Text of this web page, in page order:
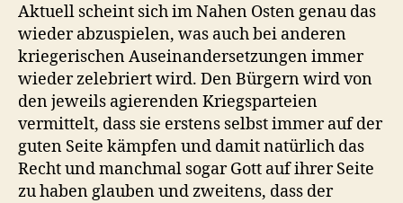
Aktuell scheint sich im Nahen Osten genau das
wieder abzuspielen, was auch bei anderen
kriegerischen Auseinandersetzungen immer
wieder zelebriert wird. Den Bürgern wird von
den jeweils agierenden Kriegsparteien
vermittelt, dass sie erstens selbst immer auf der
guten Seite kämpfen und damit natürlich das
Recht und manchmal sogar Gott auf ihrer Seite
zu haben glauben und zweitens, dass der